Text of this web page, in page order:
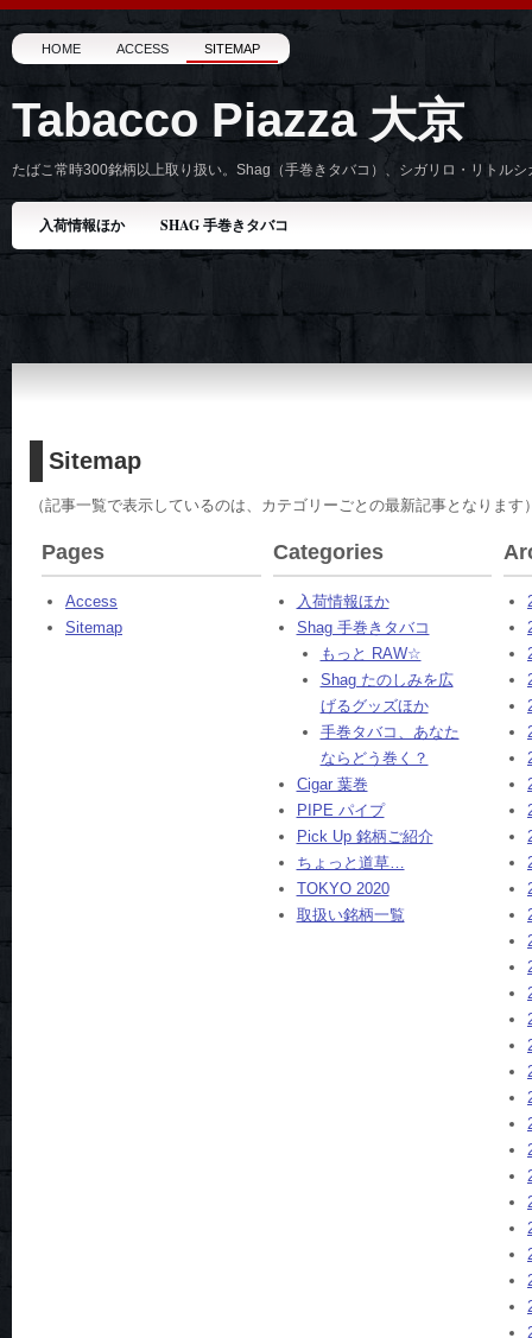
HOME ACCESS SITEMAP
Tabacco Piazza 大京
たばこ常時300銘柄以上取り扱い。Shag（手巻きタバコ）、シガリロ・リトル
入荷情報ほか SHAG 手巻きタバコ
Sitemap
（記事一覧で表示しているのは、カテゴリーごとの最新記事となります
Pages
Access
Sitemap
Categories
入荷情報ほか
Shag 手巻きタバコ
もっと RAW☆
Shag たのしみを広
げるグッズほか
手巻タバコ、あなた
ならどう巻く？
Cigar 葉巻
PIPE パイプ
Pick Up 銘柄ご紹介
ちょっと道草…
TOKYO 2020
取扱い銘柄一覧